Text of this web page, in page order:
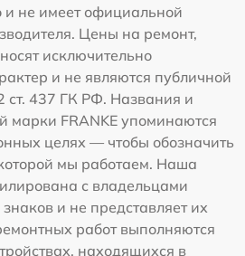
и не имеет официальной
Цены на ремонт,
исключительно
и не являются публичной
ст. 437 ГК РФ. Названия и
марки FRANKE упоминаются
целях — чтобы обозначить
мы работаем. Наша
с владельцами
и не представляет их
работ выполняются
находящихся в